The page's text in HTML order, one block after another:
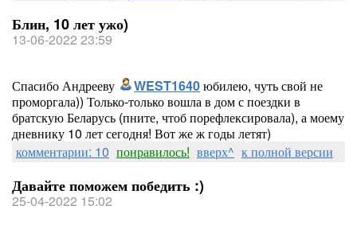
Блин, 10 лет ужо)
13-06-2022 23:59
Спасибо Андрееву WEST1640юбилею, чуть свой не
проморгала)) Только-только вошла в дом с поездки в
братскую Беларусь (пните, чтоб порефлексировала), а моему
дневнику 10 лет сегодня! Вот же ж годы летят)
комментарии: 10 понравилось! вверх^ к полной версии
Давайте поможем победить :)
25-04-2022 15:02